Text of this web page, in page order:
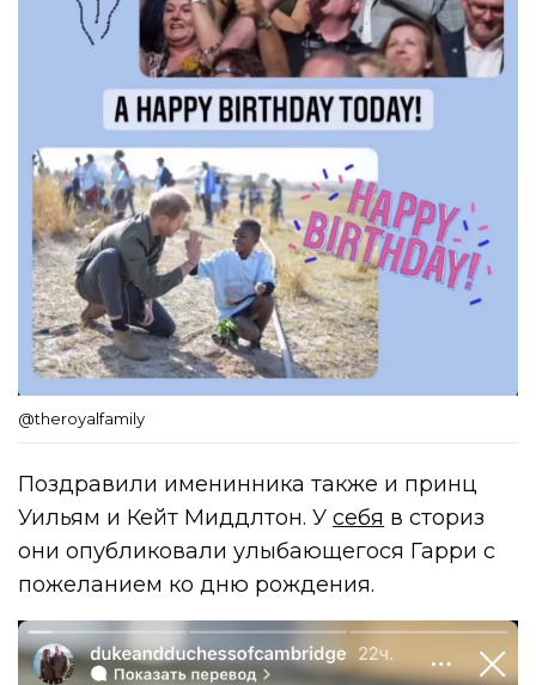
@theroyalfamily
Поздравили именинника также и принц
Уильям и Кейт Миддлтон. Усебя в сториз
они опубликовали улыбающегося Гарри с
пожеланием ко дню рождения.